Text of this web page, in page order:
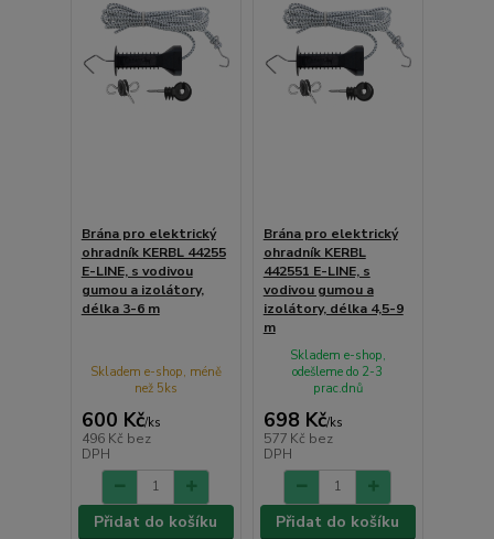
Brána pro elektrický
ohradník KERBL 44255
E-LINE, s vodivou
gumou a izolátory,
délka 3-6 m
600 Kč/ks
496 Kč bez
DPH
Skladem e-shop, méně
než 5ks
Přidat do košíku
Brána pro elektrický
ohradník KERBL
442551 E-LINE, s
vodivou gumou a
izolátory, délka 4,5-9
m
698 Kč/ks
577 Kč bez
DPH
Skladem e-shop,
odešleme do 2-3
prac.dnů
Přidat do košíku